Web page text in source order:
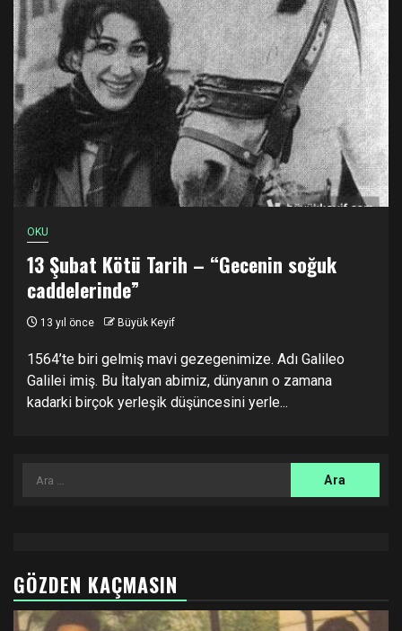
OKU
13 Şubat Kötü Tarih – “Gecenin soğuk
caddelerinde”
13 yıl önce Büyük Keyif
1564’te biri gelmiş mavi gezegenimize. Adı Galileo
Galilei imiş. Bu İtalyan abimiz, dünyanın o zamana
kadarki birçok yerleşik düşüncesini yerle...
Arama:
GÖZDEN KAÇMASIN